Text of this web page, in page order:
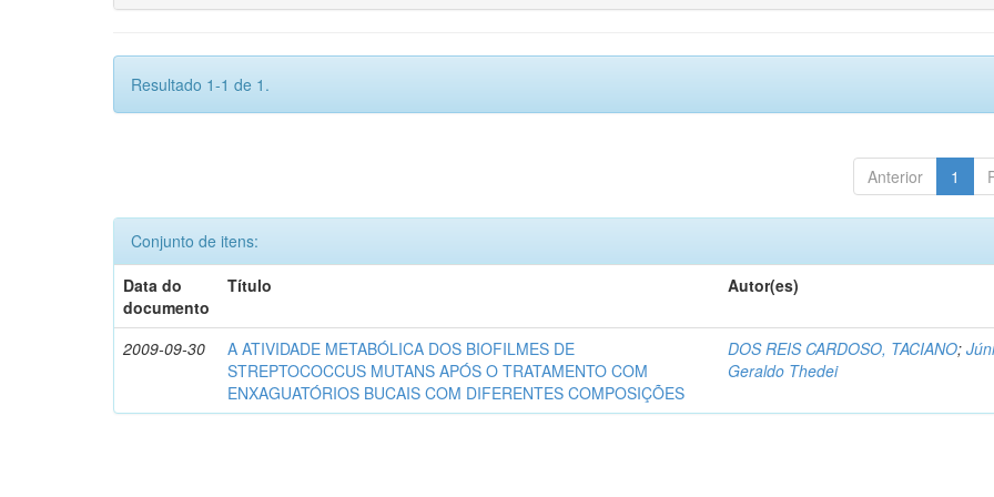
Resultado 1-1 de 1.
Anterior 1
Conjunto de itens:
Data do
documento
Título Autor(es)
2009-09-30
A ATIVIDADE METABÓLICA DOS BIOFILMES DE
STREPTOCOCCUS MUTANS APÓS O TRATAMENTO COM
ENXAGUATÓRIOS BUCAIS COM DIFERENTES COMPOSIÇÕES
DOS REIS CARDOSO, TACIANO;
Geraldo Thedei